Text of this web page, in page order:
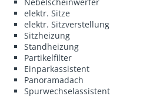
elektr. Sitze
elektr. Sitzverstellung
Sitzheizung
Standheizung
Partikelfilter
Einparkassistent
Panoramadach
Spurwechselassistent